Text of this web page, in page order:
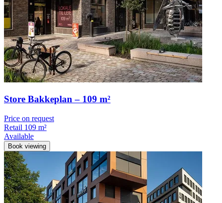
Store Bakkeplan – 109 m²
Price on request
Retail 109 m²
Available
Book viewing